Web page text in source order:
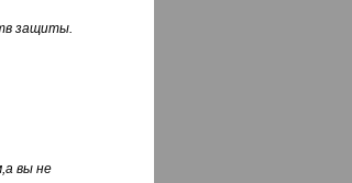
защиты.
вы не